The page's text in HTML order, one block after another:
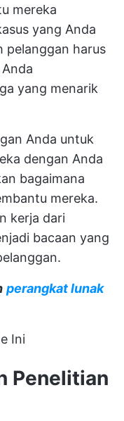
mereka
yang Anda
pelanggan harus
yang menarik
Anda untuk
dengan Anda
bagaimana
mereka.
kerja dari
bacaan yang
perangkat lunak
Ini
Penelitian